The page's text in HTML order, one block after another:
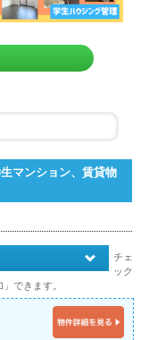
マンション、賃貸物
チェ
ック
できます。